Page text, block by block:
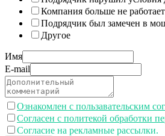
Компания больше не работает
Подрядчик был замечен в
Другое
Имя
E-mail
Ознакомлен с пользавательским
Согласен с политекой обработки
Согласие на рекламные рассылки.